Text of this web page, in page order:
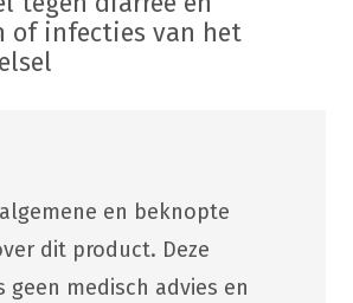
of infecties van het
en beknopte
dit product. Deze
geen medisch advies en